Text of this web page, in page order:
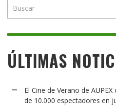
ÚLTIMAS
El Cine de Verano de
de 10.000 espectadores en